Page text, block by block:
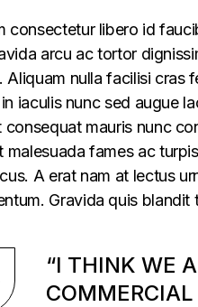
consectetur libero id
arcu ac tortor
Aliquam nulla facilisi cras
iaculis nunc sed augue
mauris nunc
malesuada fames ac
A erat nam at lectus
Gravida quis blandit
“I THINK WE